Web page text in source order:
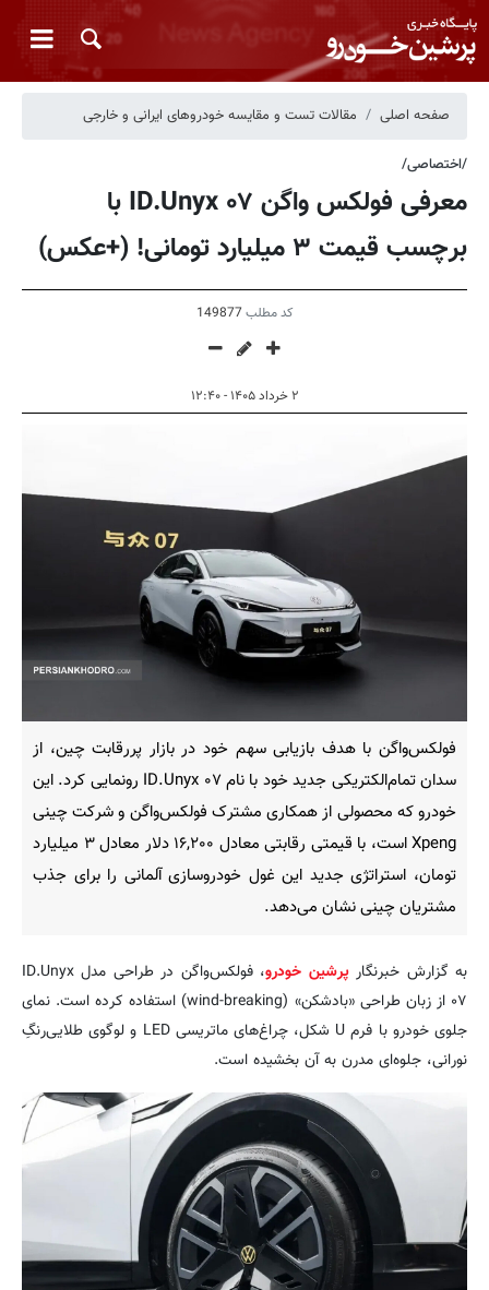
صفحه اصلی مقالات تست و مقایسه خودروهای ایرانی و خارجی
/اختصاصی/
معرفی فولکس واگن ID.Unyx ۰۷ با
برچسب قیمت ۳ میلیارد تومانی! (+عکس)
کد مطلب 149877
۲ خرداد ۱۴۰۵ - ۱۲:۴۰
فولکس‌واگن با هدف بازیابی سهم خود در بازار پررقابت چین، از
سدان تمام‌الکتریکی جدید خود با نام ID.Unyx ۰۷ رونمایی کرد. این
خودرو که محصولی از همکاری مشترک فولکس‌واگن و شرکت چینی
Xpeng است، با قیمتی رقابتی معادل ۱۶,۲۰۰ دلار معادل ۳ میلیارد
تومان، استراتژی جدید این غول خودروسازی آلمانی را برای جذب
مشتریان چینی نشان می‌دهد.
به گزارش خبرنگارپرشین خودرو
، فولکس‌واگن در طراحی مدل ID.Unyx
۰۷ از زبان طراحی «بادشکن» (wind-breaking) استفاده کرده است. نمای
جلوی خودرو با فرم U شکل، چراغ‌های ماتریسی LED و لوگوی طلایی‌رنگِ
نورانی، جلوه‌ای مدرن به آن بخشیده است.